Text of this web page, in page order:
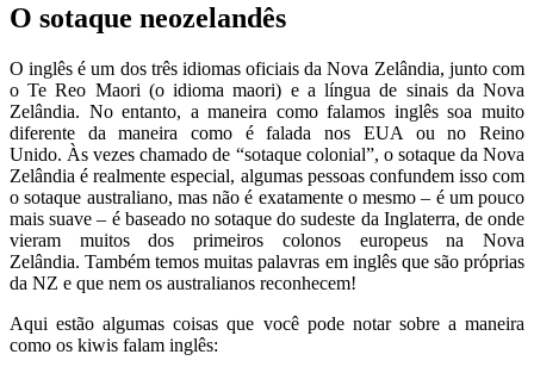
O sotaque neozelandês
O inglês é um dos três idiomas oficiais da Nova Zelândia, junto com
o Te Reo Maori (o idioma maori) e a língua de sinais da Nova
Zelândia. No entanto, a maneira como falamos inglês soa muito
diferente da maneira como é falada nos EUA ou no Reino
Unido. Às vezes chamado de “sotaque colonial”, o sotaque da Nova
Zelândia é realmente especial, algumas pessoas confundem isso com
o sotaque australiano, mas não é exatamente o mesmo – é um pouco
mais suave – é baseado no sotaque do sudeste da Inglaterra, de onde
vieram muitos dos primeiros colonos europeus na Nova
Zelândia. Também temos muitas palavras em inglês que são próprias
da NZ e que nem os australianos reconhecem!
Aqui estão algumas coisas que você pode notar sobre a maneira
como os kiwis falam inglês: